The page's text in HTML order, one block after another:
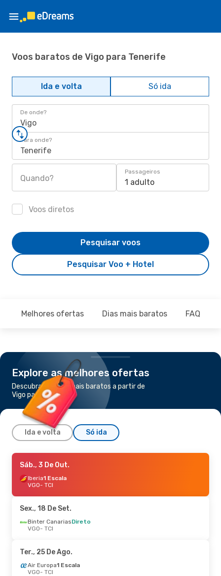
Voos baratos de Vigo para Tenerife
Ida e volta Só ida
De onde?
Vigo
Para onde?
Tenerife
Quando?
Passageiros
1 adulto
Voos diretos
Pesquisar Voo + Hotel
Pesquisar voos
Melhores ofertas Dias mais baratos FAQ
Explore as melhores ofertas
Descubra os voos mais baratos a partir de
Vigo para Tenerife
Ida e volta Só ida
Sáb., 24 De Out.
Air Europa1 Escala
VGO- TCI
TCI- VGO
Seg., 14 De Set.- Qua., 23 De Set.
Iberia1 Escala
TCI - VGO
Sáb., 3 De Out.
Iberia1 Escala
VGO- TCI
Sex., 18 De Set.
Binter CanariasDireto
VGO- TCI
Ter., 25 De Ago.
Air Europa1 Escala
VGO- TCI